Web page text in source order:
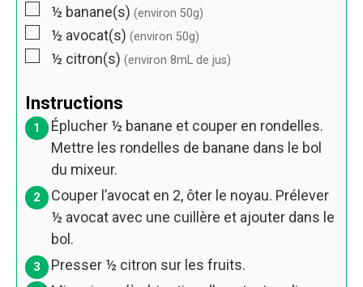
½ banane(s) (environ 50g)
½ avocat(s) (environ 50g)
½ citron(s) (environ 8mL de jus)
Instructions
Éplucher ½ banane et couper en rondelles.
Mettre les rondelles de banane dans le bol
du mixeur.
Couper l’avocat en 2, ôter le noyau. Prélever
½ avocat avec une cuillère et ajouter dans le
bol.
Presser ½ citron sur les fruits.